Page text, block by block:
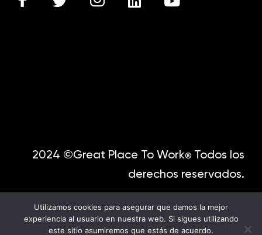
2024 ©Great Place To Work® Todos los
derechos reservados.
Utilizamos cookies para asegurar que damos la mejor
experiencia al usuario en nuestra web. Si sigues utilizando
este sitio asumiremos que estás de acuerdo.